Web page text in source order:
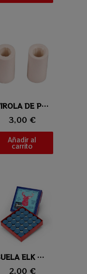
Vista rápidaVIROLA DE POOL
3,00 €
Añadir al
carrito
Vista rápida
SUELA ELK MASTER
2,00 €